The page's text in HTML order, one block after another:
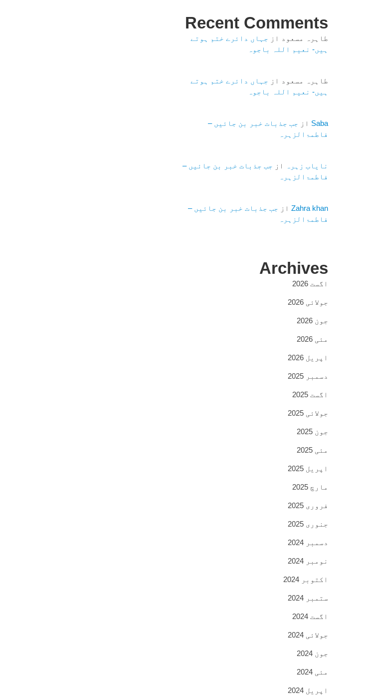
Recent Comments
طاہرہ مسعود از جہاں دائرے ختم ہوتے
ہیں- نعیم اللہ باجوہ
طاہرہ مسعود از جہاں دائرے ختم ہوتے
ہیں- نعیم اللہ باجوہ
Saba از جب جذبات خبر بن جائیں –
فاطمۃالزہرہ
نایاب زہرہ از جب جذبات خبر بن جائیں –
فاطمۃالزہرہ
Zahra khanاز جب جذبات خبر بن جائیں –
فاطمۃالزہرہ
Archives
اگست 2026
جولائی 2026
جون 2026
مئی 2026
اپریل 2026
دسمبر 2025
اگست 2025
جولائی 2025
جون 2025
مئی 2025
اپریل 2025
مارچ 2025
فروری 2025
جنوری 2025
دسمبر 2024
نومبر 2024
اکتوبر 2024
ستمبر 2024
اگست 2024
جولائی 2024
جون 2024
مئی 2024
اپریل 2024